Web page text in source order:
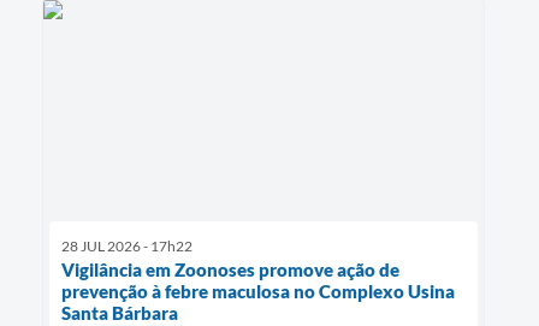
28 JUL 2026 - 17h22
Vigilância em Zoonoses promove ação de
prevenção à febre maculosa no Complexo Usina
Santa Bárbara